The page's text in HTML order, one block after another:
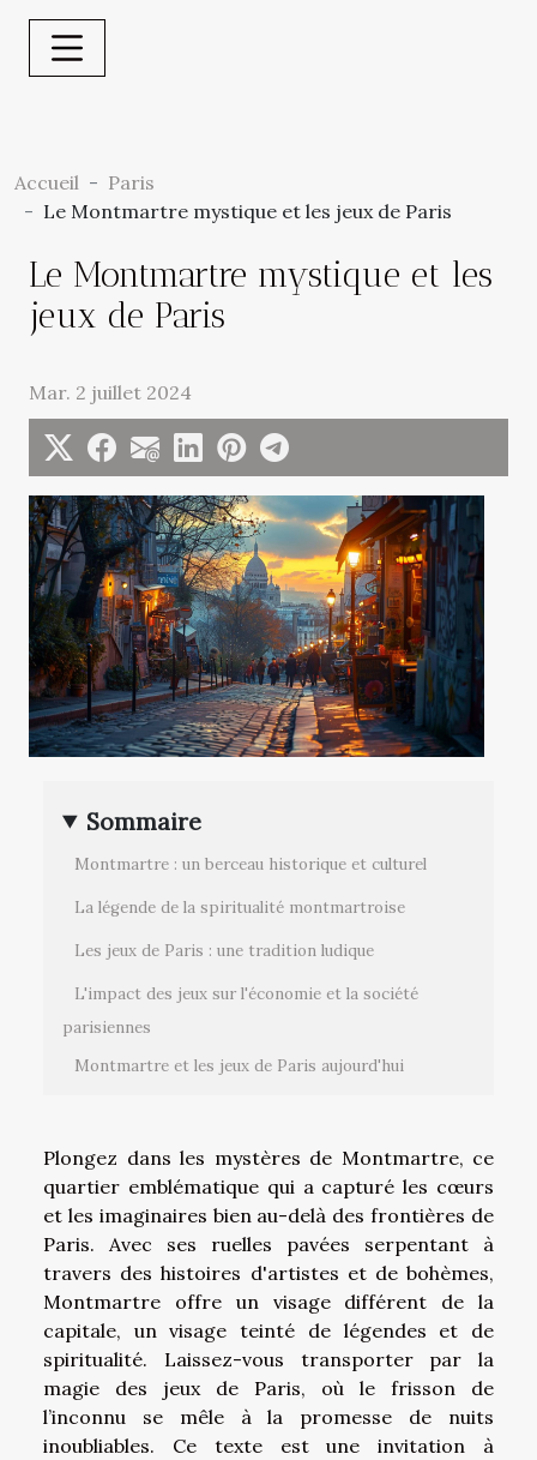
Accueil
Paris
Le Montmartre mystique et les jeux de Paris
Le Montmartre mystique et les
jeux de Paris
Mar. 2 juillet 2024
Sommaire
Montmartre : un berceau historique et culturel
La légende de la spiritualité montmartroise
Les jeux de Paris : une tradition ludique
L'impact des jeux sur l'économie et la société
parisiennes
Montmartre et les jeux de Paris aujourd'hui
Plongez dans les mystères de Montmartre, ce
quartier emblématique qui a capturé les cœurs
et les imaginaires bien au-delà des frontières de
Paris. Avec ses ruelles pavées serpentant à
travers des histoires d'artistes et de bohèmes,
Montmartre offre un visage différent de la
capitale, un visage teinté de légendes et de
spiritualité. Laissez-vous transporter par la
magie des jeux de Paris, où le frisson de
l’inconnu se mêle à la promesse de nuits
inoubliables. Ce texte est une invitation à